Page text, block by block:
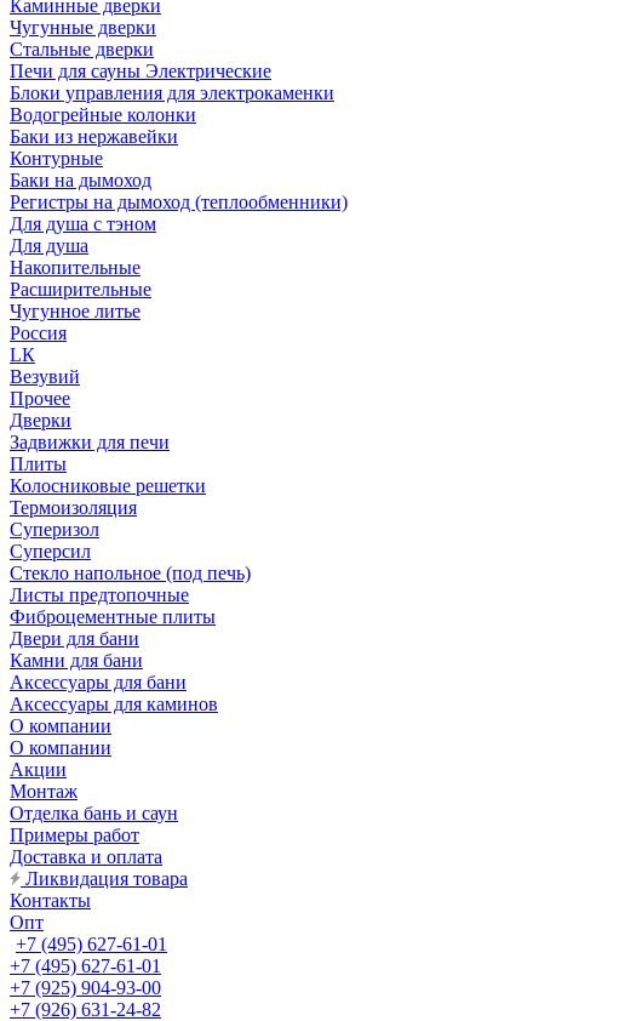
Каминные дверки
Чугунные дверки
Стальные дверки
Печи для сауны Электрические
Блоки управления для электрокаменки
Водогрейные колонки
Баки из нержавейки
Контурные
Баки на дымоход
Регистры на дымоход (теплообменники)
Для душа с тэном
Для душа
Накопительные
Расширительные
Чугунное литье
Россия
LК
Везувий
Прочее
Дверки
Задвижки для печи
Плиты
Колосниковые решетки
Термоизоляция
Суперизол
Суперсил
Стекло напольное (под печь)
Листы предтопочные
Фиброцементные плиты
Двери для бани
Камни для бани
Аксессуары для бани
Аксессуары для каминов
О компании
О компании
Акции
Монтаж
Отделка бань и саун
Примеры работ
Доставка и оплата
Ликвидация товара
Контакты
Опт
+7 (495) 627-61-01
+7 (495) 627-61-01
+7 (925) 904-93-00
+7 (926) 631-24-82